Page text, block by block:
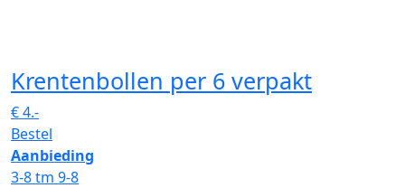
Krentenbollen per 6 verpakt
€4.-
Bestel
Aanbieding
3-8 tm 9-8